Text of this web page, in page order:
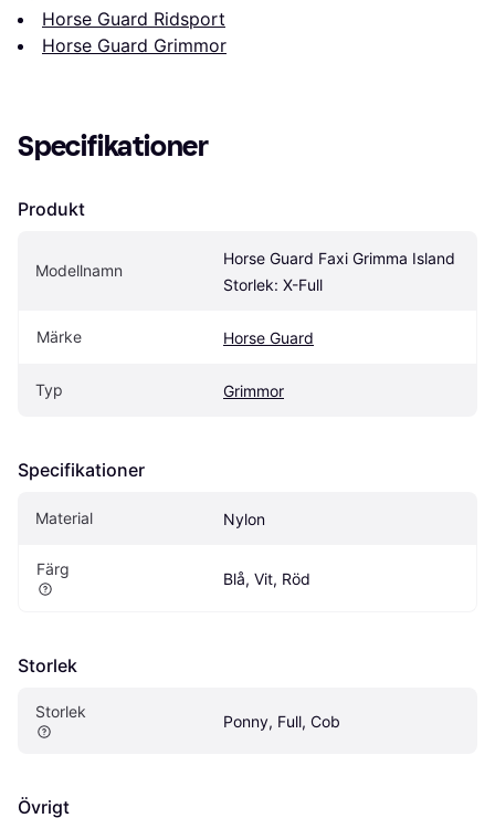
Horse Guard Ridsport
Horse Guard Grimmor
Specifikationer
Produkt
Modellnamn
Horse Guard Faxi Grimma Island
Storlek: X-Full
Märke Horse Guard
Typ Grimmor
Specifikationer
Material Nylon
Färg
Blå, Vit, Röd
Storlek
Storlek
Ponny, Full, Cob
Övrigt